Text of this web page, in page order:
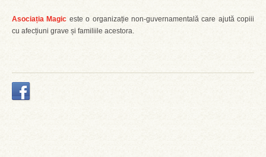
Asociația Magic este o organizație non-guvernamentală care ajută copiii
cu afecțiuni grave și familiile acestora.